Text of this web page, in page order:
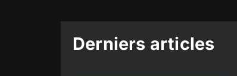
Derniers articles